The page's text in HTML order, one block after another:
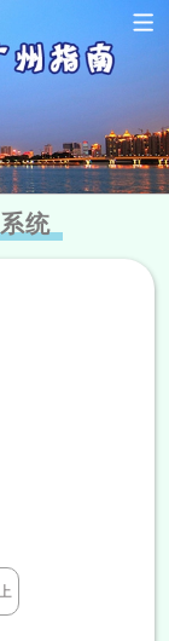
统
方案已发送
方案已发送